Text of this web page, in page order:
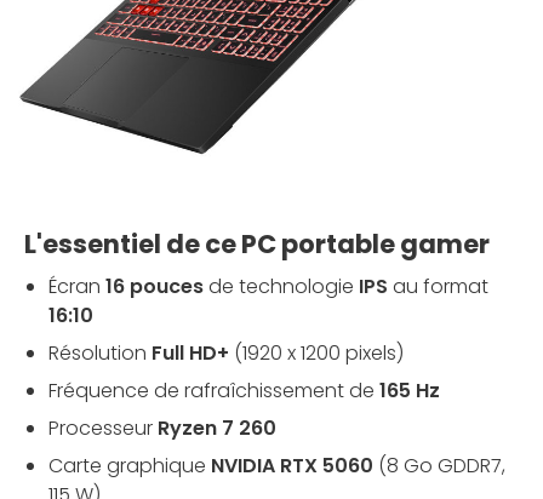
L'essentiel de ce PC portable gamer
Écran 16 poucesde technologie IPS au format
16:10
Résolution Full HD+ (1920 x 1200 pixels)
Fréquence de rafraîchissement de 165 Hz
Processeur Ryzen 7 260
Carte graphique NVIDIA RTX 5060 (8 Go GDDR7,